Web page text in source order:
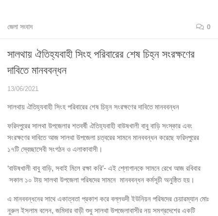
জেলা সংবাদ 0
সালথায় ঐতিহ্যবাহী সিংহ পরিবারের শেষ চিহ্ন সংরক্ষণের
দাবিতে মানববন্ধন
13/06/2021
সালথায় ঐতিহ্যবাহী সিংহ পরিবারের শেষ চিহ্ন সংরক্ষণের দাবিতে মানববন্ধন
ফরিদপুরের সালথা উপজেলার শতবর্ষী ঐতিহ্যবাহী বাউষখালী বাবু বাড়ি সংস্কার এবং
সংরক্ষণের দাবিতে আজ সালথা উপজেলা চত্বরের সামনে মানববন্ধন করেছে ফরিদপুরের
১৭টি স্বেচ্ছাসেবী সংগঠন ও এলাকাবাসী।
‘বাউষখালী বাবু বাড়ি, সবাই মিলে রক্ষা করি’- এই শ্লোগানকে সামনে রেখে আজ রবিবার
সকাল ১০ টায় সালথা উপজেলা পরিষদের সামনে মানববন্ধন কর্মসূচী অনুষ্ঠিত হয়।
এ মানববন্ধনের সাথে একাত্বতা প্রকাশ করে বল্লভদী ইউনিয়ন পরিষদের চেয়ারম্যান মোঃ
নুরুল ইসলাম বলেন, জমিদার বাড়ী শুধু সালথা উপজেলাবাসীর নয় সমগ্রদেশের একটি